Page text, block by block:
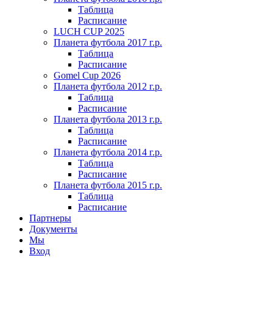
Таблица
Расписание
LUCH CUP 2025
Планета футбола 2017 г.р.
Таблица
Расписание
Gomel Cup 2026
Планета футбола 2012 г.р.
Таблица
Расписание
Планета футбола 2013 г.р.
Таблица
Расписание
Планета футбола 2014 г.р.
Таблица
Расписание
Планета футбола 2015 г.р.
Таблица
Расписание
Партнеры
Документы
Мы
Вход